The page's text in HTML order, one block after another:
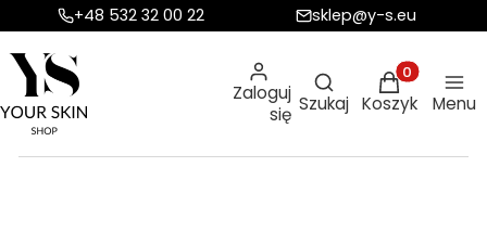
+48 532 32 00 22 sklep@y-s.eu
Zaloguj
się
Otwórz
Szukaj
Produkty w
Koszyk Menu